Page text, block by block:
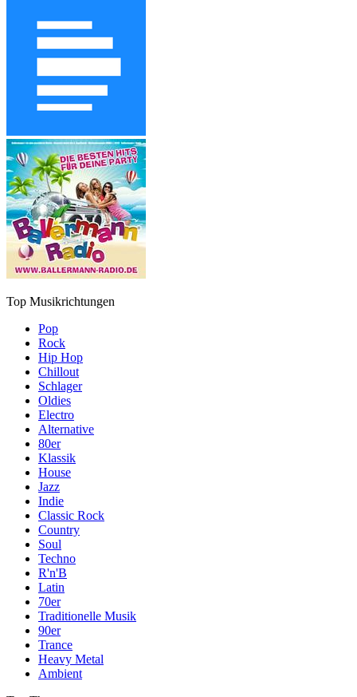
Top Musikrichtungen
Pop
Rock
Hip Hop
Chillout
Schlager
Oldies
Electro
Alternative
80er
Klassik
House
Jazz
Indie
Classic Rock
Country
Soul
Techno
R'n'B
Latin
70er
Traditionelle Musik
90er
Trance
Heavy Metal
Ambient